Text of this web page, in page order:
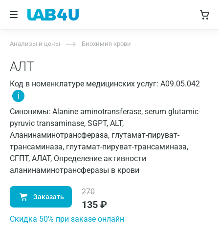
Анализы и цены Биохимия крови
АЛТ
Код в номенклатуре медицинских услуг: A09.05.042
i
Синонимы: Alanine aminotransferase, serum glutamic-
pyruvic transaminase, SGPT, ALT,
Аланинаминотрансфераза, глутамат-пируват-
трансаминаза, глутамат-пируват-трансаминаза,
СГПТ, АЛАТ, Определение активности
аланинаминотрансферазы в крови
Заказать
270
135 ₽
Cкидка 50% при заказе онлайн